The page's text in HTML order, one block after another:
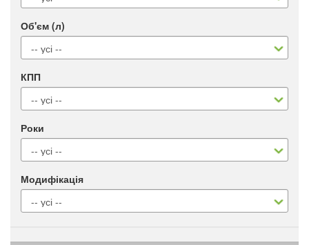
Об'єм (л)
КПП
Роки
Модифікація